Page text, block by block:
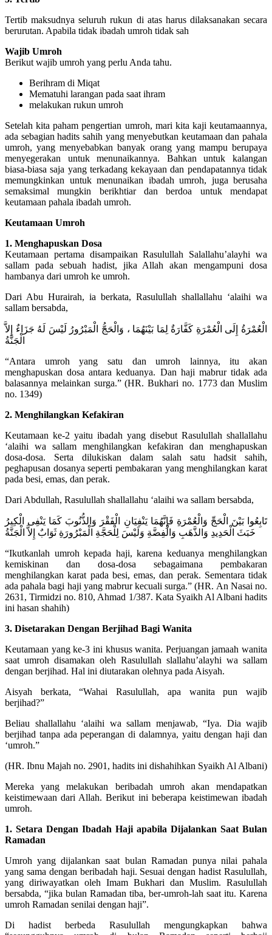
Tertib maksudnya seluruh rukun di atas harus dilaksanakan secara
berurutan. Apabila tidak ibadah umroh tidak sah
Wajib Umroh
Berikut wajib umroh yang perlu Anda tahu.
Berihram di Miqat
Mematuhi larangan pada saat ihram
melakukan rukun umroh
Setelah kita paham pengertian umroh, mari kita kaji keutamaannya,
ada sebagian hadits sahih yang menyebutkan keutamaan dan pahala
umroh, yang menyebabkan banyak orang yang mampu berupaya
menyegerakan untuk menunaikannya. Bahkan untuk kalangan
biasa-biasa saja yang terkadang kekayaan dan pendapatannya tidak
memungkinkan untuk menunaikan ibadah umroh, juga berusaha
semaksimal mungkin berikhtiar dan berdoa untuk mendapat
keutamaan pahala ibadah umroh.
Keutamaan Umroh
1. Menghapuskan Dosa
Keutamaan pertama disampaikan Rasulullah Salallahu’alayhi wa
sallam pada sebuah hadist, jika Allah akan mengampuni dosa
hambanya dari umroh ke umroh.
Dari Abu Hurairah, ia berkata, Rasulullah shallallahu ‘alaihi wa
sallam bersabda,
الْعُمْرَةُ إِلَى الْعُمْرَةِ كَفَّارَةٌ لِمَا بَيْنَهُمَا ، وَالْحَجُّ الْمَبْرُورُ لَيْسَ لَهُ جَزَاءٌ إِلاَّ
الْجَنَّةُ
“Antara umroh yang satu dan umroh lainnya, itu akan
menghapuskan dosa antara keduanya. Dan haji mabrur tidak ada
balasannya melainkan surga.” (HR. Bukhari no. 1773 dan Muslim
no. 1349)
2. Menghilangkan Kefakiran
Keutamaan ke-2 yaitu ibadah yang disebut Rasulullah shallallahu
‘alaihi wa sallam menghilangkan kefakiran dan menghapuskan
dosa-dosa. Serta dilukiskan dalam salah satu hadsit sahih,
peghapusan dosanya seperti pembakaran yang menghilangkan karat
pada besi, emas, dan perak.
Dari Abdullah, Rasulullah shallallahu ‘alaihi wa sallam bersabda,
تَابِعُوا بَيْنَ الْحَجِّ وَالْعُمْرَةِ فَإِنَّهُمَا يَنْفِيَانِ الْفَقْرَ وَالذُّنُوبَ كَمَا يَنْفِى الْكِيرُ
خَبَثَ الْحَدِيدِ وَالذَّهَبِ وَالْفِضَّةِ وَلَيْسَ لِلْحَجَّةِ الْمَبْرُورَةِ ثَوَابٌ إِلاَّ الْجَنَّةُ
“Ikutkanlah umroh kepada haji, karena keduanya menghilangkan
kemiskinan dan dosa-dosa sebagaimana pembakaran
menghilangkan karat pada besi, emas, dan perak. Sementara tidak
ada pahala bagi haji yang mabrur kecuali surga.” (HR. An Nasai no.
2631, Tirmidzi no. 810, Ahmad 1/387. Kata Syaikh Al Albani hadits
ini hasan shahih)
3. Disetarakan Dengan Berjihad Bagi Wanita
Keutamaan yang ke-3 ini khusus wanita. Perjuangan jamaah wanita
saat umroh disamakan oleh Rasulullah slallahu’alayhi wa sallam
dengan berjihad. Hal ini diutarakan olehnya pada Aisyah.
Aisyah berkata, “Wahai Rasulullah, apa wanita pun wajib
berjihad?”
Beliau shallallahu ‘alaihi wa sallam menjawab, “Iya. Dia wajib
berjihad tanpa ada peperangan di dalamnya, yaitu dengan haji dan
‘umroh.”
(HR. Ibnu Majah no. 2901, hadits ini dishahihkan Syaikh Al Albani)
Mereka yang melakukan beribadah umroh akan mendapatkan
keistimewaan dari Allah. Berikut ini beberapa keistimewan ibadah
umroh.
1. Setara Dengan Ibadah Haji apabila Dijalankan Saat Bulan
Ramadan
Umroh yang dijalankan saat bulan Ramadan punya nilai pahala
yang sama dengan beribadah haji. Sesuai dengan hadist Rasulullah,
yang diriwayatkan oleh Imam Bukhari dan Muslim. Rasulullah
bersabda, “jika bulan Ramadan tiba, ber-umroh-lah saat itu. Karena
umroh Ramadan senilai dengan haji”.
Di hadist berbeda Rasulullah mengungkapkan bahwa